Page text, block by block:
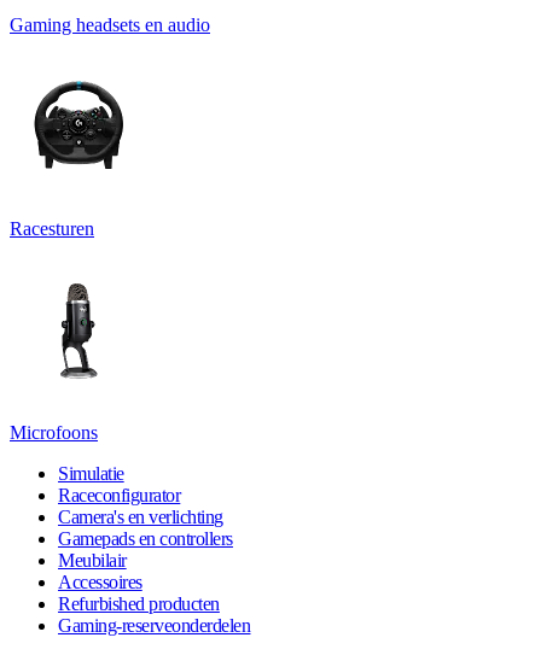
Gaming headsets en audio
Racesturen
Microfoons
Simulatie
Raceconfigurator
Camera's en verlichting
Gamepads en controllers
Meubilair
Accessoires
Refurbished producten
Gaming-reserveonderdelen